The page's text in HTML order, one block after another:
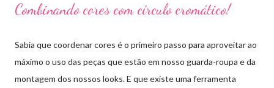
Combinando cores com círculo cromático!
Sabia que coordenar cores é o primeiro passo para aproveitar ao
máximo o uso das peças que estão em nosso guarda-roupa e da
montagem dos nossos looks. E que existe uma ferramenta